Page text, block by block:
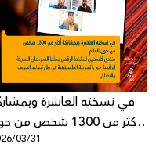
في نسخته العاشرة
أكثر من 1300 شخص
العالم: منتدى03/31